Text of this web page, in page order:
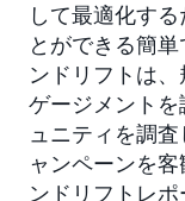
して最適化す
とができる簡
ンドリフトは
ゲージメントを
ュニティを調
ャンペーンを
ンドリフトレ